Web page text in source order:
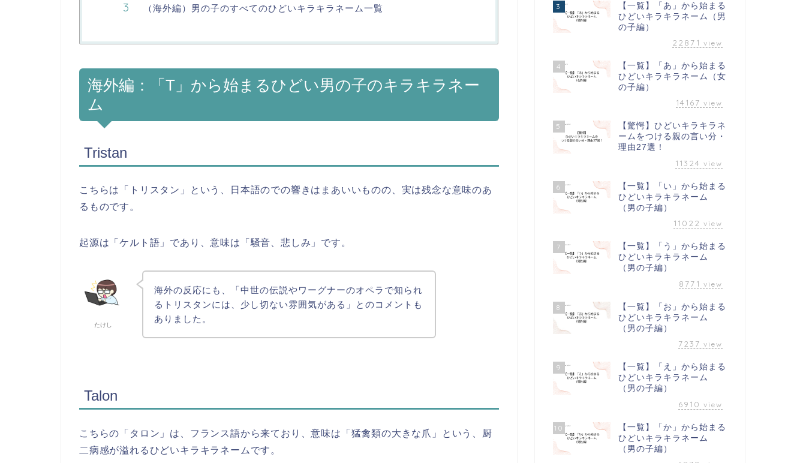
（海外編）男の子のすべてのひどいキラキラネーム一覧
海外編：「T」から始まるひどい男の子のキラキラネー
ム
Tristan
こちらは「トリスタン」という、日本語のでの響きはまあいいものの、実は残念な意味のあ
るものです。
起源は「ケルト語」であり、意味は「騒音、悲しみ」です。
たけし
海外の反応にも、「中世の伝説やワーグナーのオペラで知られ
るトリスタンには、少し切ない雰囲気がある」とのコメントも
ありました。
Talon
こちらの「タロン」は、フランス語から来ており、意味は「猛禽類の大きな爪」という、厨
二病感が溢れるひどいキラキラネームです。
3
【一覧】「あ」から始まる
ひどいキラキラネーム（男
の子編）
22871 view
4
【一覧】「あ」から始まる
ひどいキラキラネーム（女
の子編）
14167 view
5
【驚愕】ひどいキラキラネ
ームをつける親の言い分・
理由27選！
11324 view
6
【一覧】「い」から始まる
ひどいキラキラネーム
（男の子編）
11022 view
7
【一覧】「う」から始まる
ひどいキラキラネーム
（男の子編）
8771 view
8
【一覧】「お」から始まる
ひどいキラキラネーム
（男の子編）
7237 view
9
【一覧】「え」から始まる
ひどいキラキラネーム
（男の子編）
6910 view
10
【一覧】「か」から始まる
ひどいキラキラネーム
（男の子編）